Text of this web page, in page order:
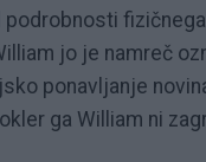
jo je namreč
ponavljanje
ga William ni